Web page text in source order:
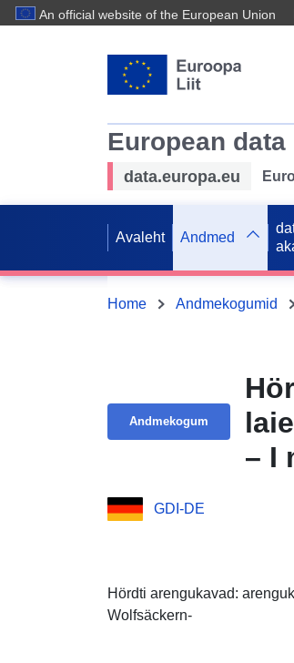
An official website of the European Union
European data
data.europa.eu
Avaleht Andmed
Home Andmekogumid
Andmekogum
– I
GDI-DE
Hördti arengukavad:
Wolfsäckern-